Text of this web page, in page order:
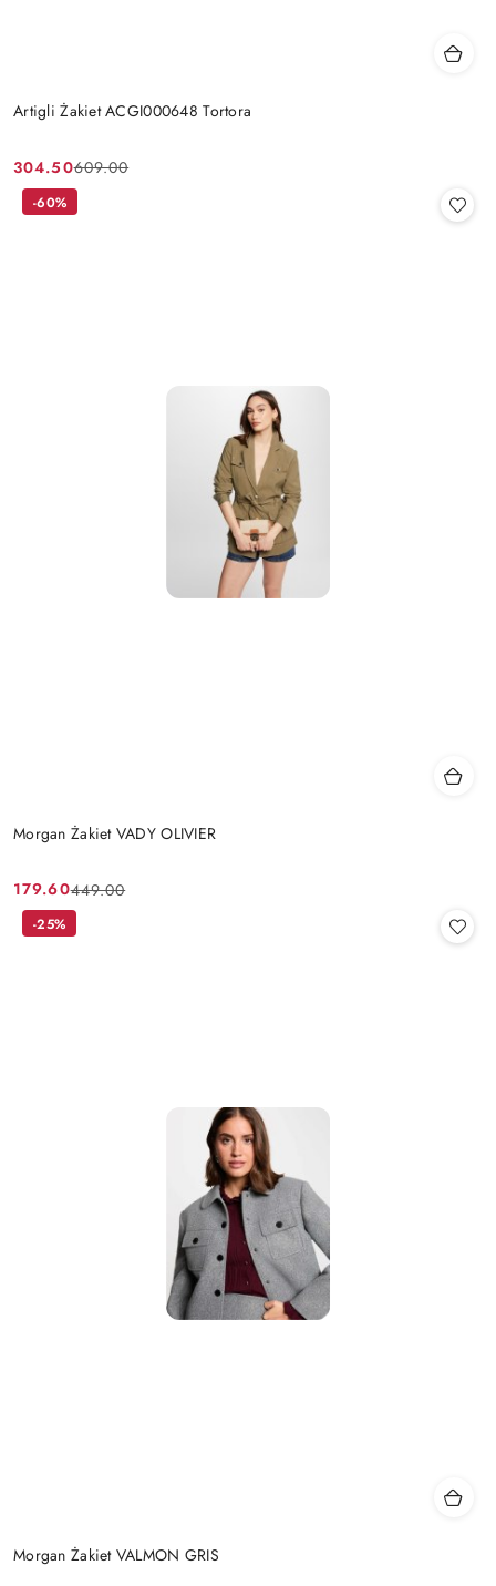
Artigli Żakiet ACGI000648 Tortora
Cena
promocyjna:
304.50
Cena
przed
609.00
Morgan Żakiet VADY OLIVIER
Cena
promocyjna:
179.60
Cena
przed
449.00
-60%
Morgan Żakiet VALMON GRIS
-25%